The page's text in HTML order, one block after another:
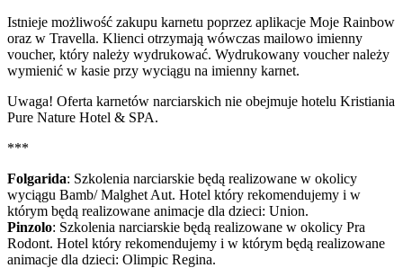
Istnieje możliwość zakupu karnetu poprzez aplikacje Moje Rainbow
oraz w Travella. Klienci otrzymają wówczas mailowo imienny
voucher, który należy wydrukować. Wydrukowany voucher należy
wymienić w kasie przy wyciągu na imienny karnet.
Uwaga! Oferta karnetów narciarskich nie obejmuje hotelu Kristiania
Pure Nature Hotel & SPA.
***
Folgarida: Szkolenia narciarskie będą realizowane w okolicy
wyciągu Bamb/ Malghet Aut. Hotel który rekomendujemy i w
którym będą realizowane animacje dla dzieci: Union.
Pinzolo: Szkolenia narciarskie będą realizowane w okolicy Pra
Rodont. Hotel który rekomendujemy i w którym będą realizowane
animacje dla dzieci: Olimpic Regina.